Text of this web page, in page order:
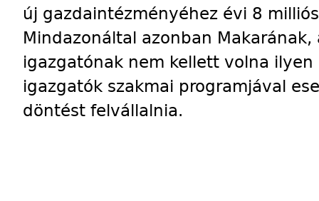
új gazdaintézményéhez évi 8
Mindazonáltal azonban
igazgatónak nem kellett volna
igazgatók szakmai programjával
döntést felvállalnia.